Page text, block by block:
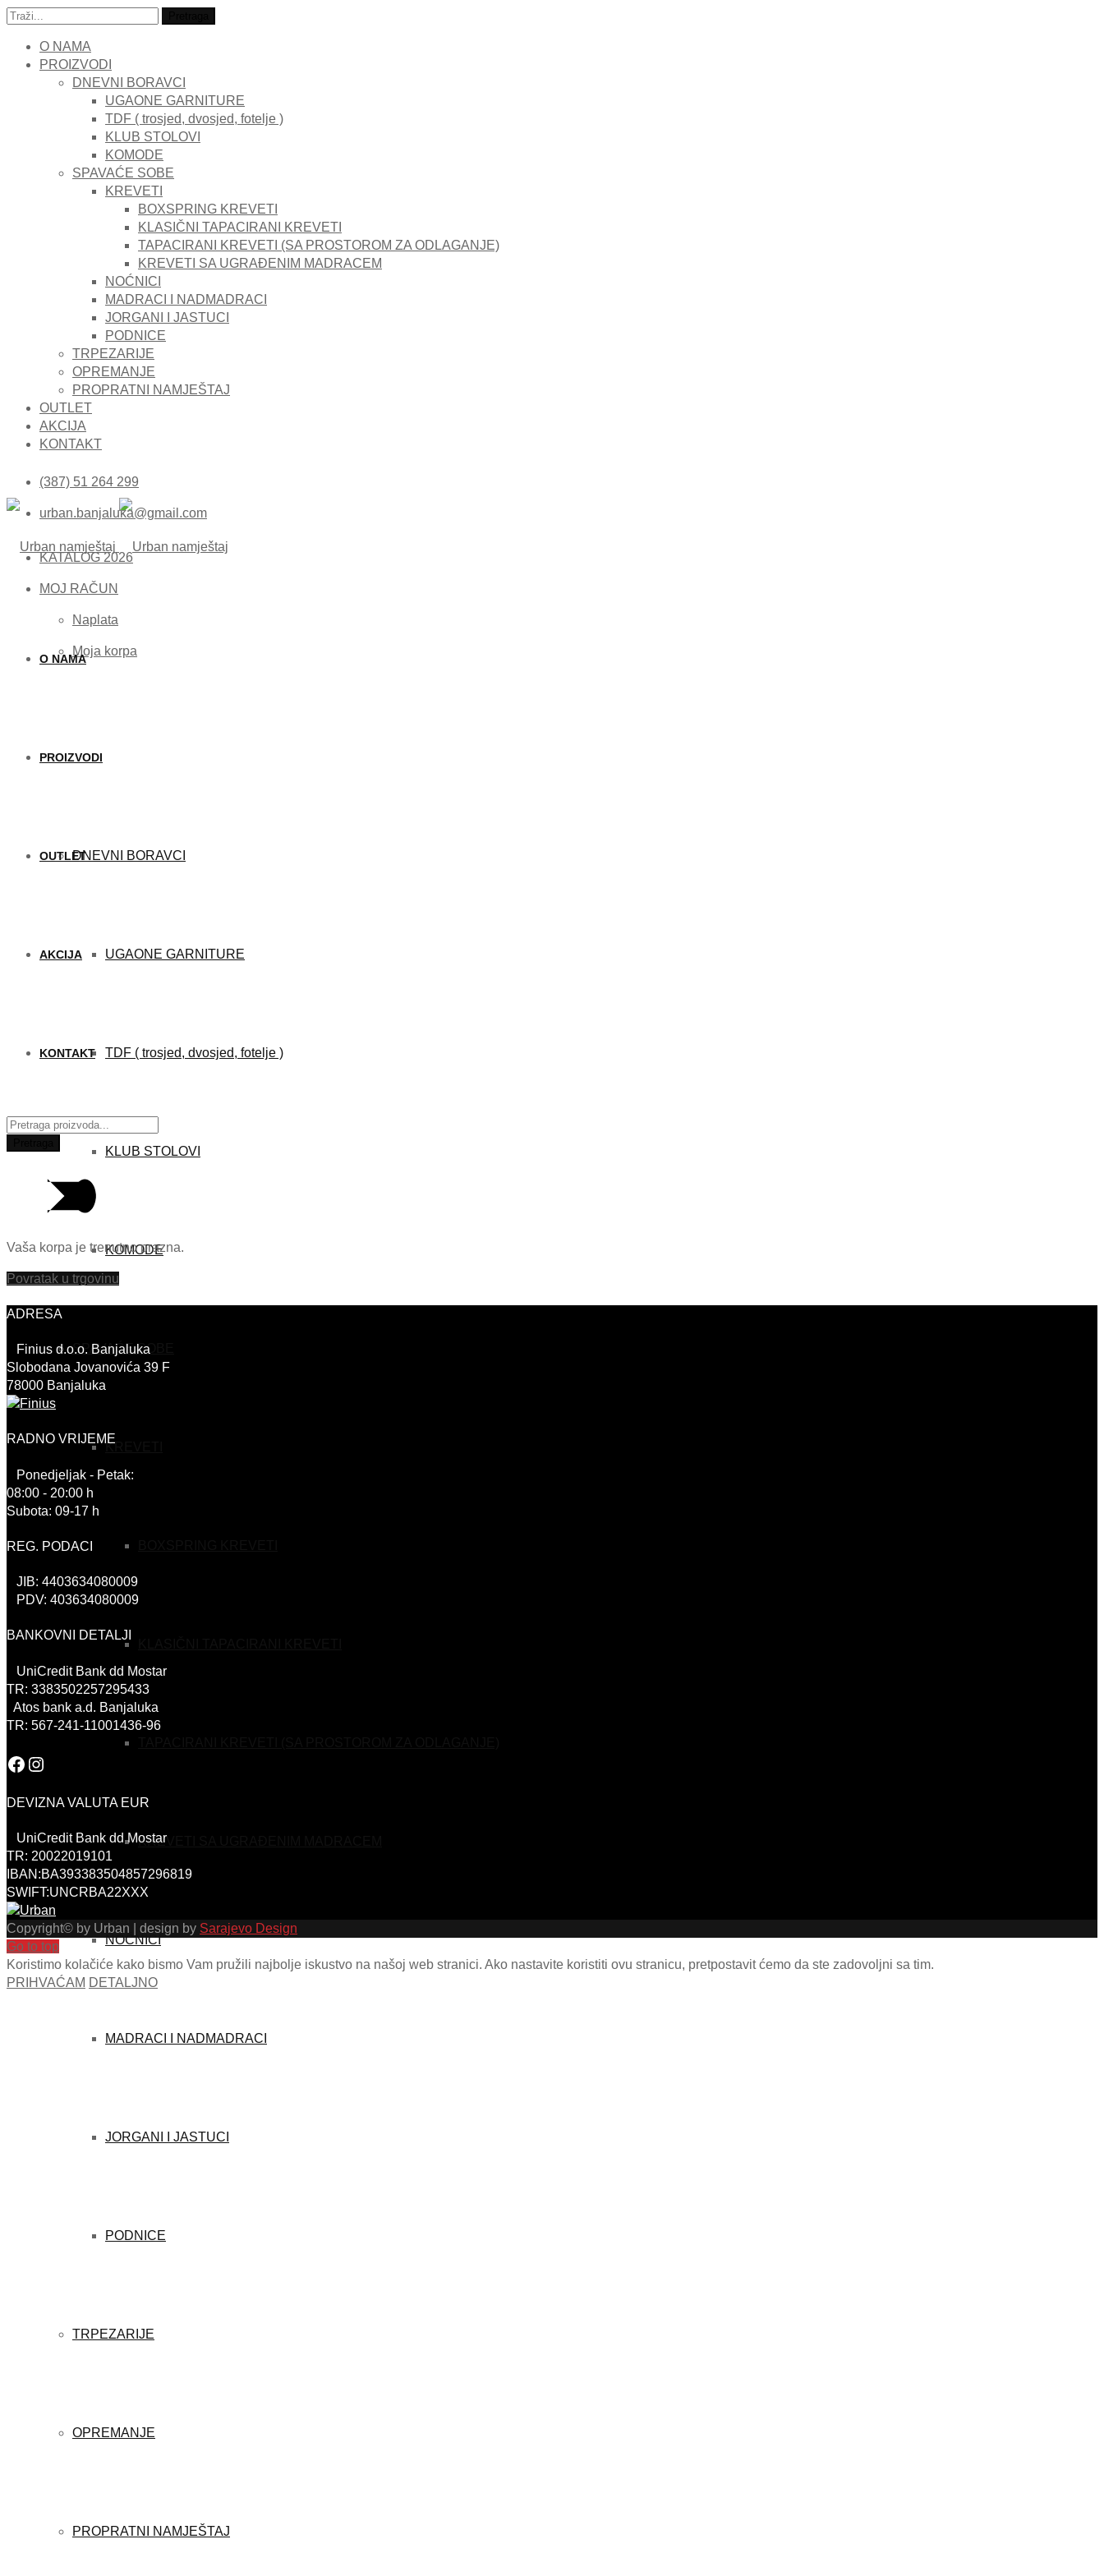
Traži:
O NAMA
PROIZVODI
DNEVNI BORAVCI
UGAONE GARNITURE
TDF ( trosjed, dvosjed, fotelje )
KLUB STOLOVI
KOMODE
SPAVAĆE SOBE
KREVETI
BOXSPRING KREVETI
KLASIČNI TAPACIRANI KREVETI
TAPACIRANI KREVETI (SA PROSTOROM ZA ODLAGANJE)
KREVETI SA UGRAĐENIM MADRACEM
NOĆNICI
MADRACI I NADMADRACI
JORGANI I JASTUCI
PODNICE
TRPEZARIJE
OPREMANJE
PROPRATNI NAMJEŠTAJ
OUTLET
AKCIJA
KONTAKT
(387) 51 264 299
urban.banjaluka@gmail.com
KATALOG 2026
MOJ RAČUN
Naplata
Moja korpa
O NAMA
PROIZVODI
DNEVNI BORAVCI
UGAONE GARNITURE
TDF ( trosjed, dvosjed, fotelje )
KLUB STOLOVI
KOMODE
SPAVAĆE SOBE
KREVETI
KREVETI SA UGRAĐENIM MADRACEM
NOĆNICI
MADRACI I NADMADRACI
JORGANI I JASTUCI
PODNICE
TRPEZARIJE
OPREMANJE
PROPRATNI NAMJEŠTAJ
OUTLET
AKCIJA
KONTAKT
Traži:
Vaša korpa je trenutno prazna.
Povratak u trgovinu
ADRESA
Finius d.o.o. Banjaluka
Slobodana Jovanovića 39 F
78000 Banjaluka
RADNO VRIJEME
Ponedjeljak - Petak:
08:00 - 20:00 h
Subota: 09-17 h
REG. PODACI
JIB: 4403634080009
PDV: 403634080009
BANKOVNI DETALJI
UniCredit Bank dd Mostar
TR: 3383502257295433
Atos bank a.d. Banjaluka
TR: 567-241-11001436-96
Facebook
Instagram
DEVIZNA VALUTA EUR
UniCredit Bank dd Mostar
TR: 20022019101
IBAN:BA393383504857296819
SWIFT:UNCRBA22XXX
Copyright© by Urban | design by Sarajevo Design
Go to top
Koristimo kolačiće kako bismo Vam pružili najbolje iskustvo na našoj web stranici. Ako nastavite koristiti ovu stranicu, pretpostavit ćemo da ste zadovoljni sa tim.
PRIHVAĆAM DETALJNO